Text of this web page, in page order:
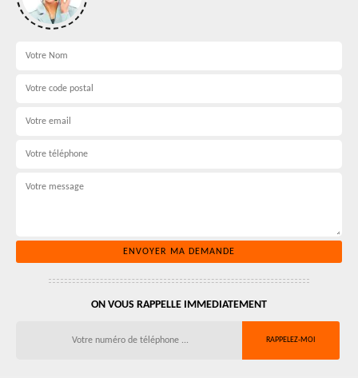
ON VOUS RAPPELLE IMMEDIATEMENT